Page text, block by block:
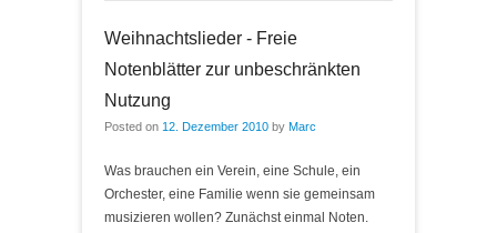
Weihnachtslieder - Freie
Notenblätter zur unbeschränkten
Nutzung
Posted on 12. Dezember 2010 by Marc
Was brauchen ein Verein, eine Schule, ein
Orchester, eine Familie wenn sie gemeinsam
musizieren wollen? Zunächst einmal Noten.